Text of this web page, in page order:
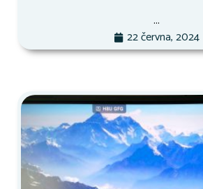
...
22 června, 2024